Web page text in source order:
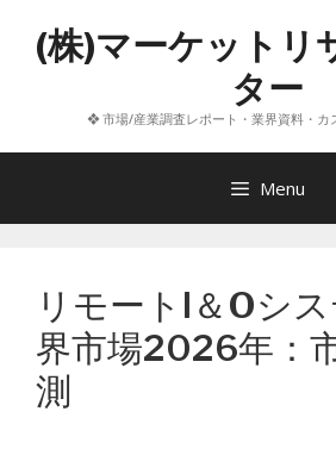
へ
(株)マーケットリ
ター
❖ 市場/産業調査レポート・業界資料・カ
Menu
リモートI＆Oシ
界市場2026年：
測